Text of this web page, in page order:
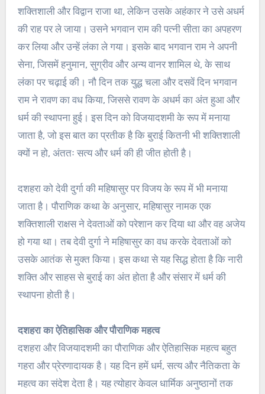
शक्तिशाली और विद्वान राजा था, लेकिन उसके अहंकार ने उसे अधर्म
की राह पर ले जाया। उसने भगवान राम की पत्नी सीता का अपहरण
कर लिया और उन्हें लंका ले गया। इसके बाद भगवान राम ने अपनी
सेना, जिसमें हनुमान, सुग्रीव और अन्य वानर शामिल थे, के साथ
लंका पर चढ़ाई की। नौ दिन तक युद्ध चला और दसवें दिन भगवान
राम ने रावण का वध किया, जिससे रावण के अधर्म का अंत हुआ और
धर्म की स्थापना हुई। इस दिन को विजयादशमी के रूप में मनाया
जाता है, जो इस बात का प्रतीक है कि बुराई कितनी भी शक्तिशाली
क्यों न हो, अंततः सत्य और धर्म की ही जीत होती है।
दशहरा को देवी दुर्गा की महिषासुर पर विजय के रूप में भी मनाया
जाता है। पौराणिक कथा के अनुसार, महिषासुर नामक एक
शक्तिशाली राक्षस ने देवताओं को परेशान कर दिया था और वह अजेय
हो गया था। तब देवी दुर्गा ने महिषासुर का वध करके देवताओं को
उसके आतंक से मुक्त किया। इस कथा से यह सिद्ध होता है कि नारी
शक्ति और साहस से बुराई का अंत होता है और संसार में धर्म की
स्थापना होती है।
दशहरा का ऐतिहासिक और पौराणिक महत्व
दशहरा और विजयादशमी का पौराणिक और ऐतिहासिक महत्व बहुत
गहरा और प्रेरणादायक है। यह दिन हमें धर्म, सत्य और नैतिकता के
महत्व का संदेश देता है। यह त्योहार केवल धार्मिक अनुष्ठानों तक